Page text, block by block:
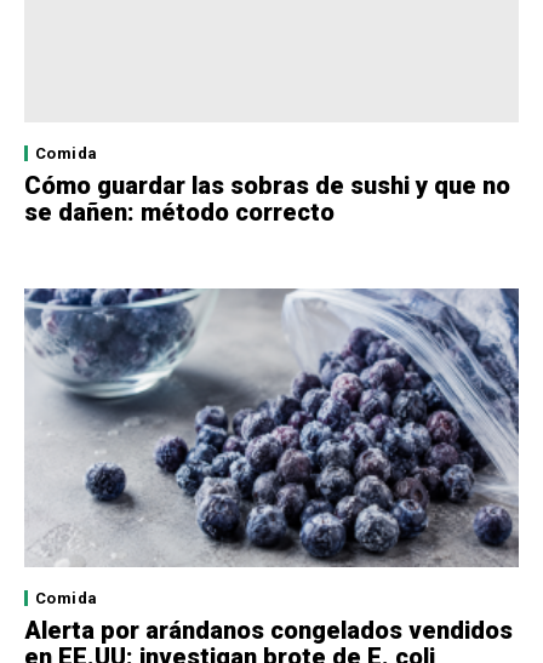
Comida
Cómo guardar las sobras de sushi y que no
se dañen: método correcto
Comida
Alerta por arándanos congelados vendidos
en EE.UU: investigan brote de E. coli